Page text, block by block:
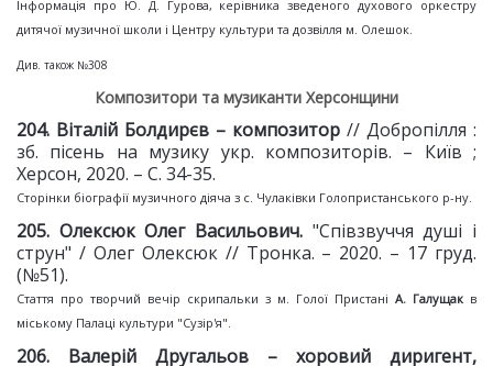
Інформація про Ю. Д. Гурова, керівника зведеного духового оркестру
дитячої музичної школи і Центру культури та дозвілля м. Олешок.
Див. також №308
Композитори та музиканти Херсонщини
204. Віталій Болдирєв – композитор // Добропілля :
зб. пісень на музику укр. композиторів. – Київ ;
Херсон, 2020. – С. 34-35.
Сторінки біографії музичного діяча з с. Чулаківки Голопристанського р-ну.
205. Олексюк Олег Васильович. "Співзвуччя душі і
струн" / Олег Олексюк // Тронка. – 2020. – 17 груд.
(№51).
Стаття про творчий вечір скрипальки з м. Голої Пристані А. Галущак в
міському Палаці культури "Сузір'я".
206. Валерій Другальов – хоровий диригент,